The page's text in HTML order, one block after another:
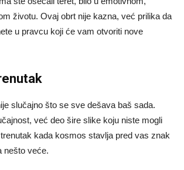
životu. Ovaj obrt nije kazna, već prilika da
u pravcu koji će vam otvoriti nove
slučajno što se sve dešava baš sada.
već deo šire slike koju niste mogli
kada kosmos stavlja pred vas znak
nešto veće.